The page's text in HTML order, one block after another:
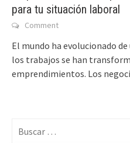
para tu situación laboral
Comment
El mundo ha evolucionado
los trabajos se han
emprendimientos. Los